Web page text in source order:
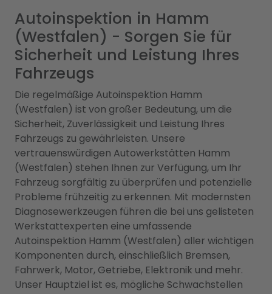
Autoinspektion in Hamm
(Westfalen) - Sorgen Sie für
Sicherheit und Leistung Ihres
Fahrzeugs
Die regelmäßige Autoinspektion Hamm
(Westfalen) ist von großer Bedeutung, um die
Sicherheit, Zuverlässigkeit und Leistung Ihres
Fahrzeugs zu gewährleisten. Unsere
vertrauenswürdigen Autowerkstätten Hamm
(Westfalen) stehen Ihnen zur Verfügung, um Ihr
Fahrzeug sorgfältig zu überprüfen und potenzielle
Probleme frühzeitig zu erkennen. Mit modernsten
Diagnosewerkzeugen führen die bei uns gelisteten
Werkstattexperten eine umfassende
Autoinspektion Hamm (Westfalen) aller wichtigen
Komponenten durch, einschließlich Bremsen,
Fahrwerk, Motor, Getriebe, Elektronik und mehr.
Unser Hauptziel ist es, mögliche Schwachstellen